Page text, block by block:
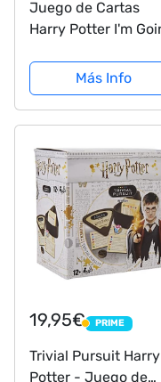
Juego de Cartas
Harry Potter I'm
Cartamundi
Más Info
19,95€ PRIME
PRIME
Trivial Pursuit Harry
Potter - Juego de